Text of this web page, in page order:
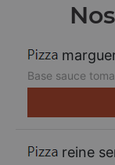
Base sauce
reine